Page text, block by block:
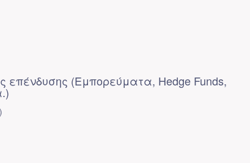
επένδυσης (Εμπορεύματα, Hedge Funds,
)